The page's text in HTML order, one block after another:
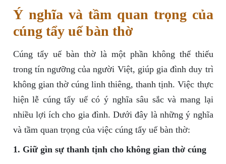
Ý nghĩa và tầm quan trọng của
cúng tẩy uế bàn thờ
Cúng tẩy uế bàn thờ là một phần không thể thiếu
trong tín ngưỡng của người Việt, giúp gia đình duy trì
không gian thờ cúng linh thiêng, thanh tịnh. Việc thực
hiện lễ cúng tẩy uế có ý nghĩa sâu sắc và mang lại
nhiều lợi ích cho gia đình. Dưới đây là những ý nghĩa
và tầm quan trọng của việc cúng tẩy uế bàn thờ:
1. Giữ gìn sự thanh tịnh cho không gian thờ cúng